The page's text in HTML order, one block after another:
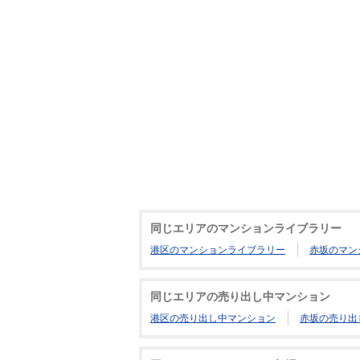
同じエリアのマンションライブラリー
港区のマンションライブラリー 赤坂のマン
同じエリアの売り出し中マンション
港区の売り出し中マンション 赤坂の売り